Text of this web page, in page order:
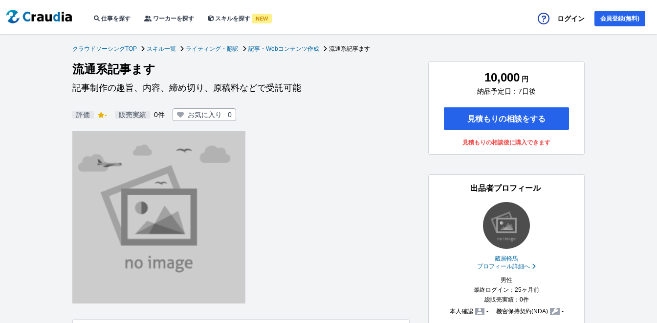
仕事を探す ワーカーを探す スキルを探す NEW ログイン 会員登録(無料)
クラウドソーシングTOP スキル一覧 ライティング・翻訳 記事・Webコンテンツ作成 流通系記事ます
流通系記事ます
記事制作の趣旨、内容、締め切り、原稿料などで受託可能
評価 - 販売実績 0件 お気に入り 0
10,000 円
納品予定日：7日後
見積もりの相談をする
見積もりの相談後に購入できます
出品者プロフィール
蔵居軽馬
プロフィール詳細へ
男性
最終ログイン：25ヶ月前
総販売実績：0件
本人確認
- 機密保持契約(NDA) -